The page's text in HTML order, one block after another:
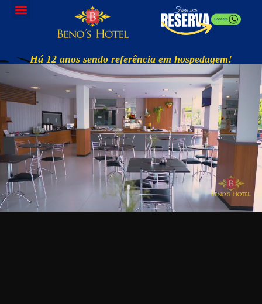
Há 12 anos sendo referência em hospedagem!